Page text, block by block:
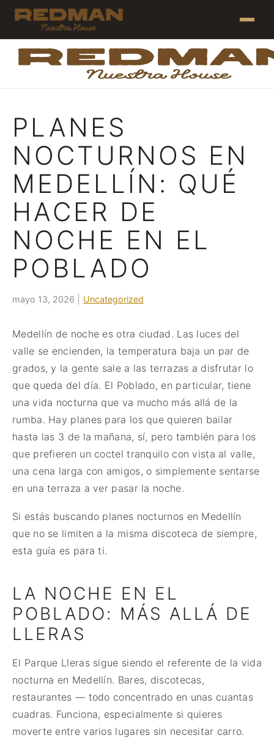
PLANES
NOCTURNOS EN
MEDELLÍN: QUÉ
HACER DE
NOCHE EN EL
POBLADO
mayo 13, 2026 Uncategorized
Medellín de noche es otra ciudad. Las luces del
valle se encienden, la temperatura baja un par de
grados, y la gente sale a las terrazas a disfrutar lo
que queda del día. El Poblado, en particular, tiene
una vida nocturna que va mucho más allá de la
rumba. Hay planes para los que quieren bailar
hasta las 3 de la mañana, sí, pero también para los
que prefieren un coctel tranquilo con vista al valle,
una cena larga con amigos, o simplemente sentarse
en una terraza a ver pasar la noche.
Si estás buscando planes nocturnos en Medellín
que no se limiten a la misma discoteca de siempre,
esta guía es para ti.
LA NOCHE EN EL
POBLADO: MÁS ALLÁ DE
LLERAS
El Parque Lleras sigue siendo el referente de la vida
nocturna en Medellín. Bares, discotecas,
restaurantes — todo concentrado en unas cuantas
cuadras. Funciona, especialmente si quieres
moverte entre varios lugares sin necesitar carro.